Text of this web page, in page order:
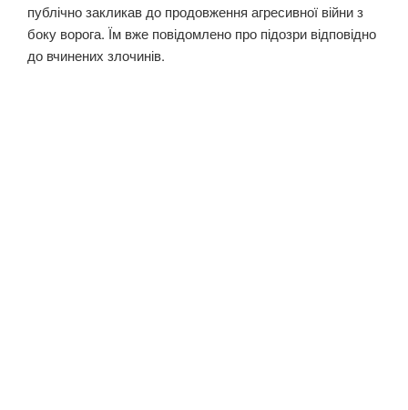
публічно закликав до продовження агресивної війни з
боку ворога. Їм вже повідомлено про підозри відповідно
до вчинених злочинів.